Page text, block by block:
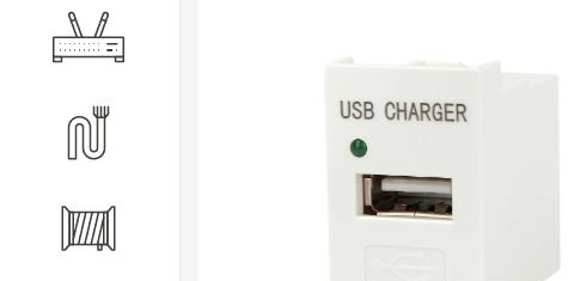
Волоконно-оптические